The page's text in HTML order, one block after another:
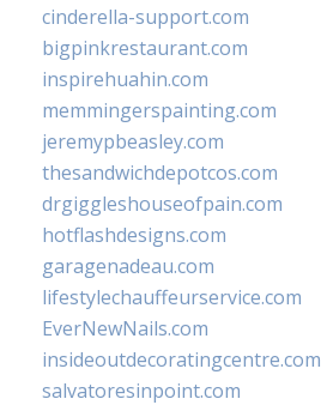
cinderella-support.com
bigpinkrestaurant.com
inspirehuahin.com
memmingerspainting.com
jeremypbeasley.com
thesandwichdepotcos.com
drgiggleshouseofpain.com
hotflashdesigns.com
garagenadeau.com
lifestylechauffeurservice.com
EverNewNails.com
insideoutdecoratingcentre.com
salvatoresinpoint.com